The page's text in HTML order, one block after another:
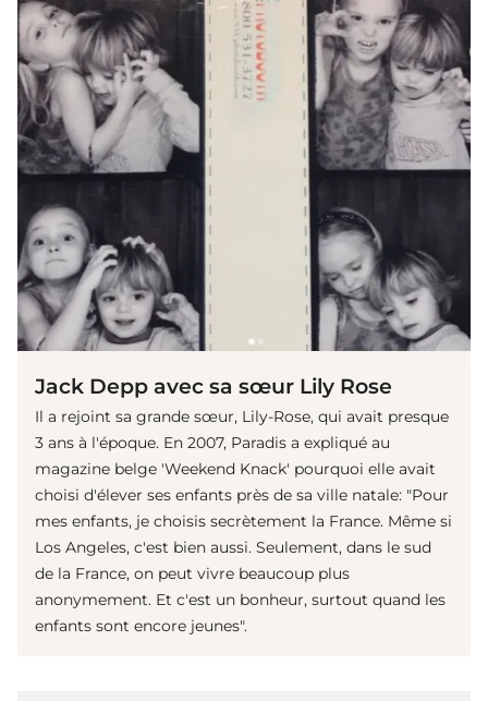
Jack Depp avec sa sœur Lily Rose
Il a rejoint sa grande sœur, Lily-Rose, qui avait presque
3 ans à l'époque. En 2007, Paradis a expliqué au
magazine belge 'Weekend Knack' pourquoi elle avait
choisi d'élever ses enfants près de sa ville natale: "Pour
mes enfants, je choisis secrètement la France. Même si
Los Angeles, c'est bien aussi. Seulement, dans le sud
de la France, on peut vivre beaucoup plus
anonymement. Et c'est un bonheur, surtout quand les
enfants sont encore jeunes".